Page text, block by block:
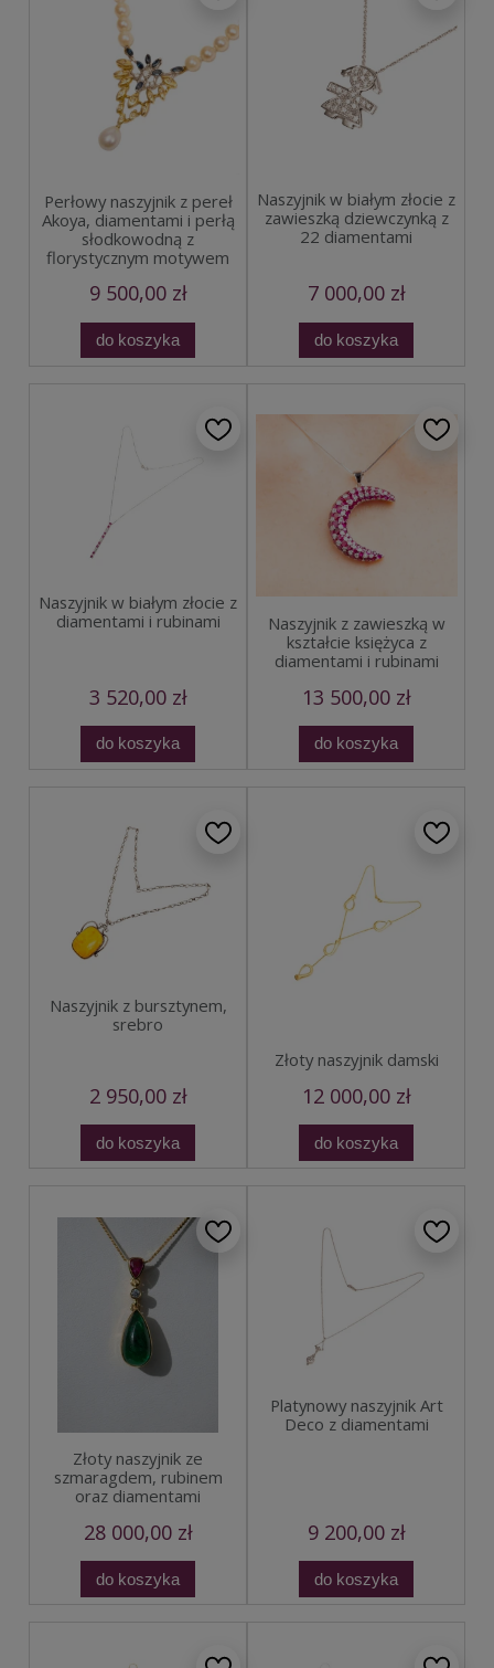
Perłowy naszyjnik z pereł
Akoya, diamentami i perłą
słodkowodną z
florystycznym motywem
9 500,00 zł
do koszyka
Naszyjnik w białym złocie z
zawieszką dziewczynką z
22 diamentami
7 000,00 zł
do koszyka
Naszyjnik w białym złocie z
diamentami i rubinami
3 520,00 zł
do koszyka
Naszyjnik z zawieszką w
kształcie księżyca z
diamentami i rubinami
13 500,00 zł
do koszyka
Naszyjnik z bursztynem,
srebro
2 950,00 zł
do koszyka
Złoty naszyjnik damski
12 000,00 zł
do koszyka
Złoty naszyjnik ze
szmaragdem, rubinem
oraz diamentami
28 000,00 zł
do koszyka
Platynowy naszyjnik Art
Deco z diamentami
9 200,00 zł
do koszyka